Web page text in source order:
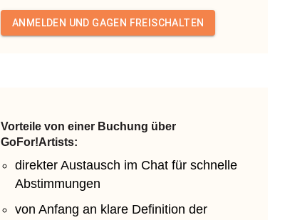
ANMELDEN UND GAGEN FREISCHALTEN
Vorteile von einer Buchung über
GoFor!Artists:
direkter Austausch im Chat für schnelle
Abstimmungen
von Anfang an klare Definition der